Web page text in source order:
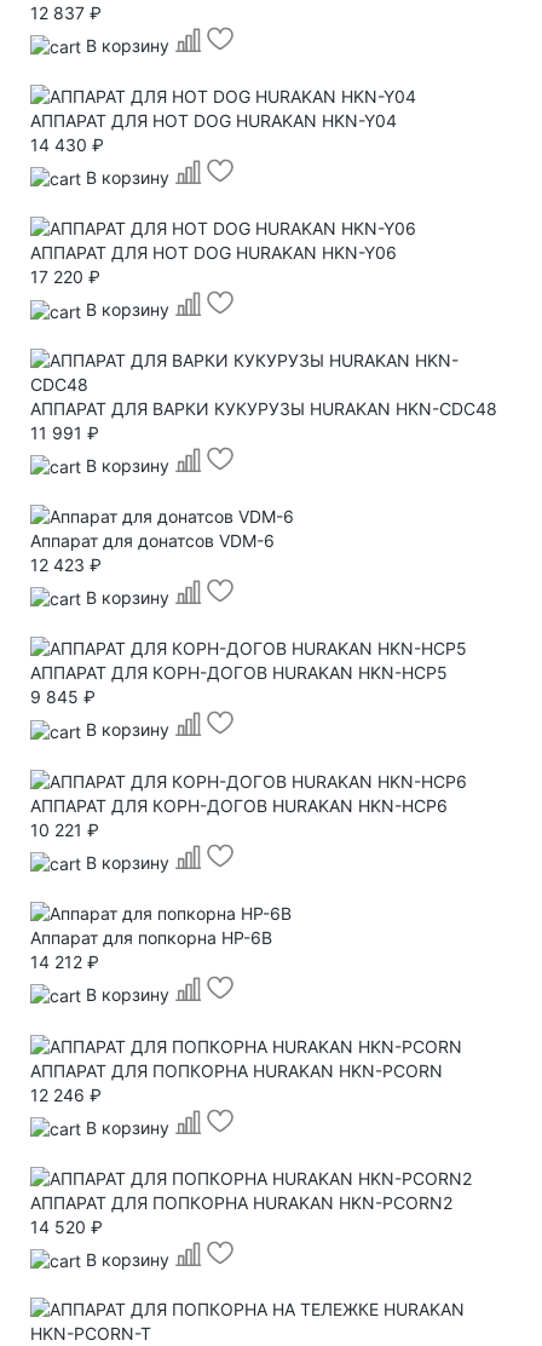
12 837 ₽
В корзину
АППАРАТ ДЛЯ HOT DOG HURAKAN HKN-Y04
14 430 ₽
В корзину
АППАРАТ ДЛЯ HOT DOG HURAKAN HKN-Y06
17 220 ₽
В корзину
АППАРАТ ДЛЯ ВАРКИ КУКУРУЗЫ HURAKAN HKN-CDC48
11 991 ₽
В корзину
Аппарат для донатсов VDM-6
12 423 ₽
В корзину
АППАРАТ ДЛЯ КОРН-ДОГОВ HURAKAN HKN-HCP5
9 845 ₽
В корзину
АППАРАТ ДЛЯ КОРН-ДОГОВ HURAKAN HKN-HCP6
10 221 ₽
В корзину
Аппарат для попкорна HP-6B
14 212 ₽
В корзину
АППАРАТ ДЛЯ ПОПКОРНА HURAKAN HKN-PCORN
12 246 ₽
В корзину
АППАРАТ ДЛЯ ПОПКОРНА HURAKAN HKN-PCORN2
14 520 ₽
В корзину